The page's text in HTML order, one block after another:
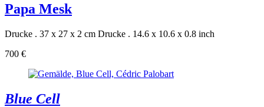
Papa Mesk
Drucke . 37 x 27 x 2 cm Drucke . 14.6 x 10.6 x 0.8 inch
700 €
Blue Cell